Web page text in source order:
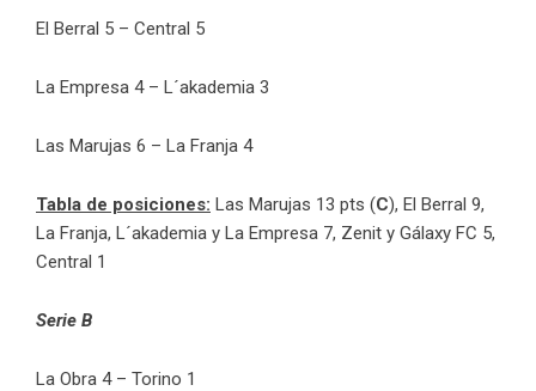
El Berral 5 – Central 5
La Empresa 4 – L´akademia 3
Las Marujas 6 – La Franja 4
Tabla de posiciones: Las Marujas 13 pts (C), El Berral 9,
La Franja, L´akademia y La Empresa 7, Zenit y Gálaxy FC 5,
Central 1
Serie B
La Obra 4 – Torino 1